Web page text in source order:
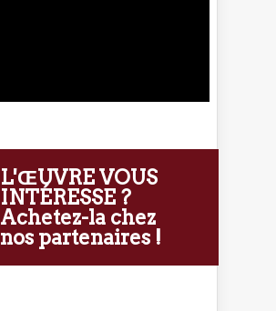
L'ŒUVRE VOUS
INTÉRESSE ?
Achetez-la chez
nos partenaires !